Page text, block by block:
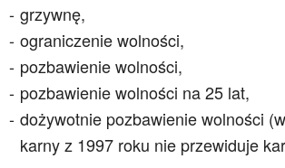
grzywnę,
ograniczenie wolności,
pozbawienie wolności,
pozbawienie wolności na 25 lat,
dożywotnie pozbawienie wolności
karny z 1997 roku nie przewiduje